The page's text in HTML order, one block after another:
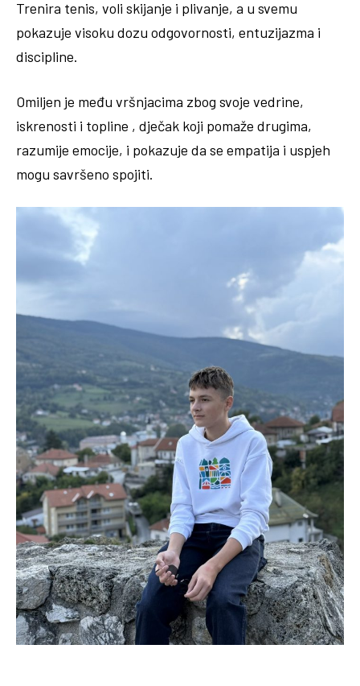
Trenira tenis, voli skijanje i plivanje, a u svemu
pokazuje visoku dozu odgovornosti, entuzijazma i
discipline.
Omiljen je među vršnjacima zbog svoje vedrine,
iskrenosti i topline , dječak koji pomaže drugima,
razumije emocije, i pokazuje da se empatija i uspjeh
mogu savršeno spojiti.